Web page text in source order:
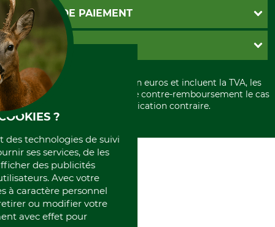
Contact
Garantie / Devis
Paramètres des cookies
CGV
Livraison
Conditions d'annulation
Formulaire de rétraction
Politique de confidentialité
Élimination et environnement
Rétractation de votre commande
MOYENS DE PAIEMENT
PayPal
Carte de crédit
Paiement á l'avance
GRUBE KG
Histoire
International
Portrait
Qui sommes-nous
Tous les prix sont exprimés en euros et incluent la TVA, les
frais d'expédition et les frais de contre-remboursement le cas
échéant, sauf indication contraire.
?
des technologies de suivi
ses services, de les
des publicités
Avec votre
à caractère personnel
ou modifier votre
avec effet pour